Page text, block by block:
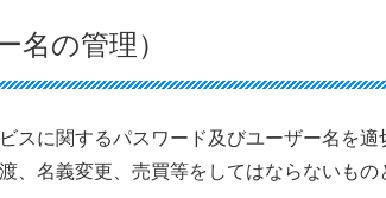
名の管理）
スに関するパスワード及びユーザー名を
、名義変更、売買等をしてはならないもの